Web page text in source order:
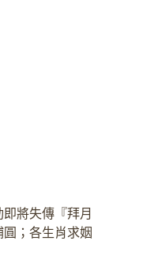
將失傳『拜月
；各生肖求姻